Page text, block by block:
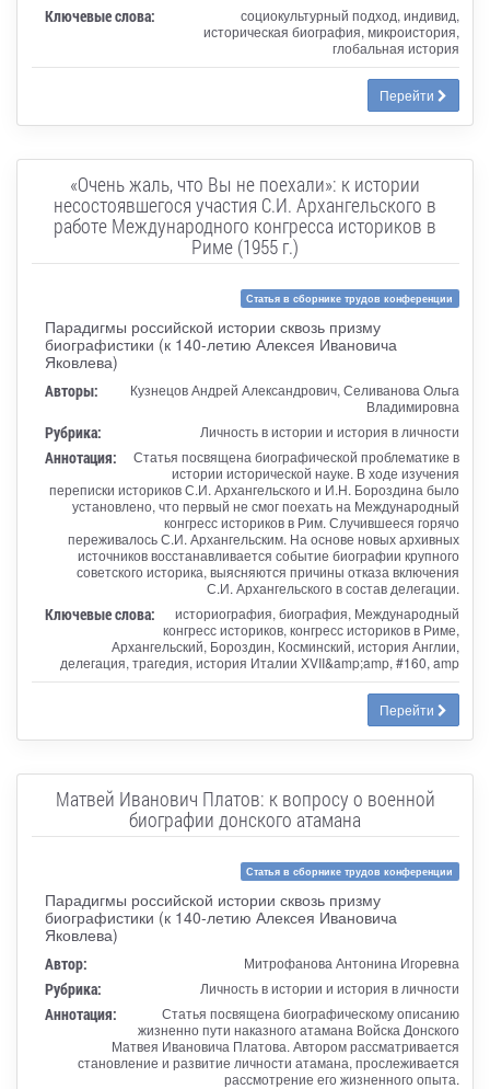
Ключевые слова:
социокультурный подход, индивид,
историческая биография, микроистория,
глобальная история
Перейти
«Очень жаль, что Вы не поехали»: к истории
несостоявшегося участия С.И. Архангельского в
работе Международного конгресса историков в
Риме (1955 г.)
Статья в сборнике трудов конференции
Парадигмы российской истории сквозь призму
биографистики (к 140-летию Алексея Ивановича
Яковлева)
Авторы:
Кузнецов Андрей Александрович, Селиванова Ольга
Владимировна
Рубрика: Личность в истории и история в личности
Аннотация:
Статья посвящена биографической проблематике в
истории исторической науке. В ходе изучения
переписки историков С.И. Архангельского и И.Н. Бороздина было
установлено, что первый не смог поехать на Международный
конгресс историков в Рим. Случившееся горячо
переживалось С.И. Архангельским. На основе новых архивных
источников восстанавливается событие биографии крупного
советского историка, выясняются причины отказа включения
С.И. Архангельского в состав делегации.
Ключевые слова:
историография, биография, Международный
конгресс историков, конгресс историков в Риме,
Архангельский, Бороздин, Косминский, история Англии,
делегация, трагедия, история Италии XVII&amp;amp, #160, amp
Перейти
Матвей Иванович Платов: к вопросу о военной
биографии донского атамана
Статья в сборнике трудов конференции
Парадигмы российской истории сквозь призму
биографистики (к 140-летию Алексея Ивановича
Яковлева)
Автор: Митрофанова Антонина Игоревна
Рубрика: Личность в истории и история в личности
Аннотация:
Статья посвящена биографическому описанию
жизненно пути наказного атамана Войска Донского
Матвея Ивановича Платова. Автором рассматривается
становление и развитие личности атамана, прослеживается
рассмотрение его жизненного опыта.